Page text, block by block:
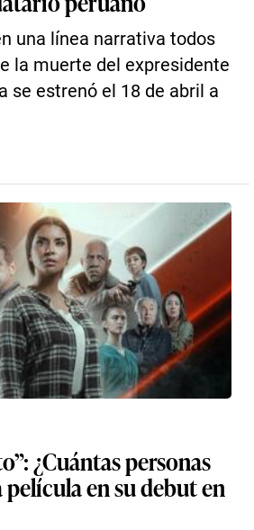
una línea narrativa todos
la muerte del expresidente
se estrenó el 18 de abril a
¿Cuántas personas
en su debut en